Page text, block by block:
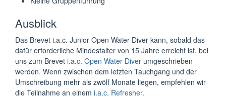
Ausblick
Das Brevet i.a.c. Junior Open Water Diver kann, sobald das
dafür erforderliche Mindestalter von 15 Jahre erreicht ist, bei
uns zum Brevet i.a.c. Open Water Diver umgeschrieben
werden. Wenn zwischen dem letzten Tauchgang und der
Umschreibung mehr als zwölf Monate liegen, empfehlen wir
die Teilnahme an einem i.a.c. Refresher.